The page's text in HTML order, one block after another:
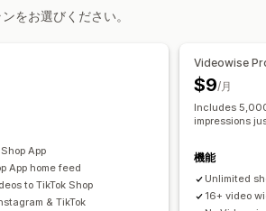
モバイル対応
ド
コンバージョントラッキング
をお選びください。
App
App home feed
to TikTok Shop
& TikTok
Videowise
$9/月
Includes
impressions
機能
Unlimited
16+ video